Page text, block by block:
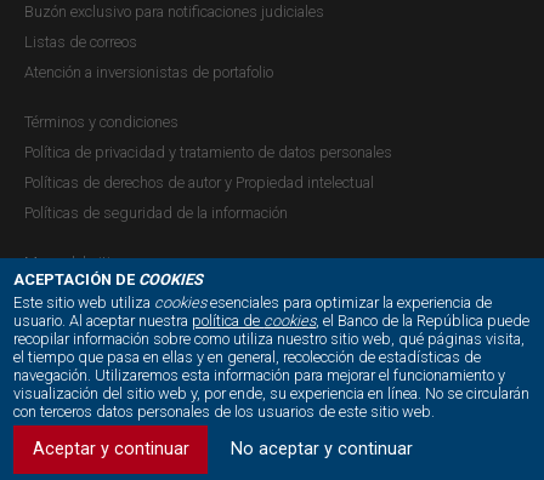
ACEPTACIÓN DE COOKIES
Este sitio web utiliza cookiesesenciales para optimizar la experiencia de
usuario. Al aceptar nuestra política de cookies, el Banco de la República puede
recopilar información sobre como utiliza nuestro sitio web, qué páginas visita,
el tiempo que pasa en ellas y en general, recolección de estadísticas de
navegación. Utilizaremos esta información para mejorar el funcionamiento y
visualización del sitio web y, por ende, su experiencia en línea. No se circularán
con terceros datos personales de los usuarios de este sitio web.
Aceptar y continuar No aceptar y continuar
Buzón exclusivo para notificaciones judiciales
Listas de correos
Atención a inversionistas de portafolio
Términos y condiciones
Política de privacidad y tratamiento de datos personales
Políticas de derechos de autor y Propiedad intelectual
Políticas de seguridad de la información
Mapa del sitio
NUESTRAS REDES SOCIALES: